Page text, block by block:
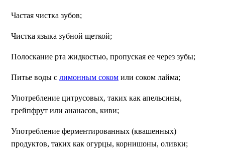
Частая чистка зубов;
Чистка языка зубной щеткой;
Полоскание рта жидкостью, пропуская ее через зубы;
Питье воды с лимонным соком или соком лайма;
Употребление цитрусовых, таких как апельсины,
грейпфрут или ананасов, киви;
Употребление ферментированных (квашенных)
продуктов, таких как огурцы, корнишоны, оливки;